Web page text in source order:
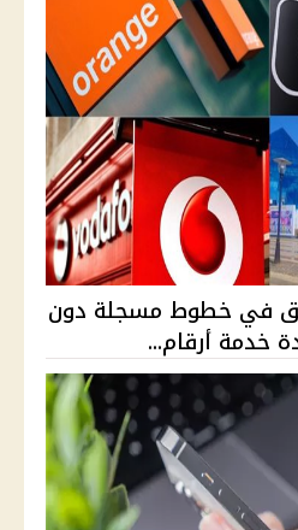
في خطوط مسجلة دون
خدمة أرقام...